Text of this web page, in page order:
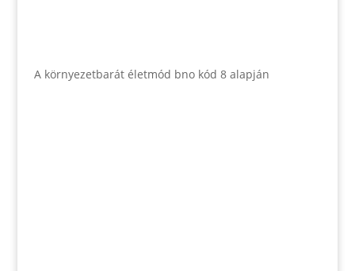
A környezetbarát életmód bno kód 8 alapján